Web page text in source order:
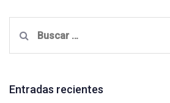
Entradas recientes